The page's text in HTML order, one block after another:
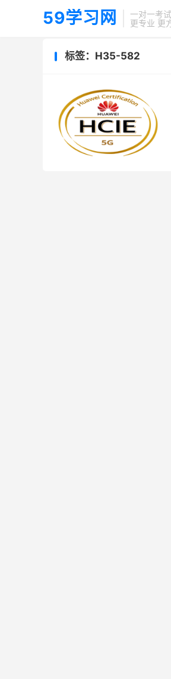
59学习网
一对一考
更专业 更
标签：H35-582